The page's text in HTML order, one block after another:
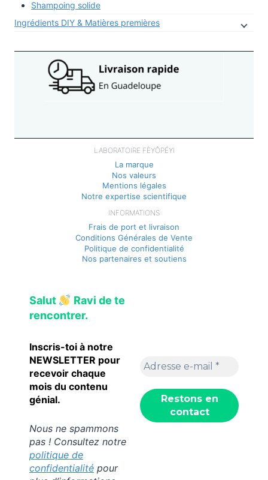
Shampoing solide
Ingrédients DIY & Matières premières
LABORATOIRE FÈYÔPÉYI
La marque
Nos valeurs
Mentions légales
Notre expertise scientifique
INFORMATIONS
Frais de port et livraison
Conditions Générales de Vente
Politique de confidentialité
Nos partenaires et soutiens
Salut
Ravi de te
rencontrer.
Inscris-toi à notre
NEWSLETTER pour
recevoir chaque
mois du contenu
génial.
Nous ne spammons
pas ! Consultez notre
politique de
confidentialité pour